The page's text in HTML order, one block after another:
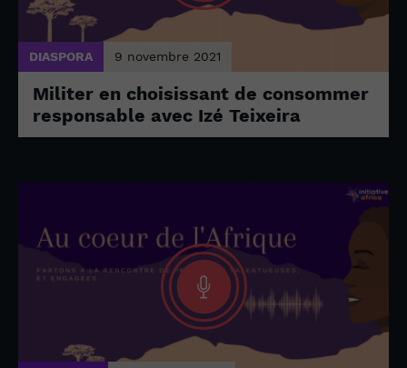
DIASPORA 9 novembre 2021
Militer en choisissant de consommer
responsable avec Izé Teixeira